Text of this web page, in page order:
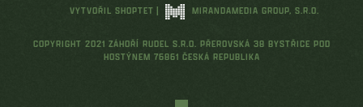
VYTVOŘIL SHOPTET | MIRANDAMEDIA GROUP, S.R.O.
COPYRIGHT 2021 ZÁHOŘÍ RUDEL S.R.O. PŘEROVSKÁ 38 BYSTŘICE POD
HOSTÝNEM 76861 ČESKÁ REPUBLIKA